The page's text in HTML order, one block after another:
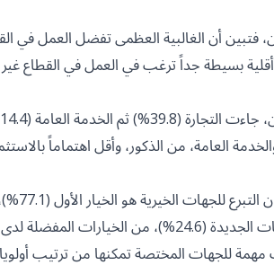
بسيطة جداً ترغب في العمل في القطاع غير
العامة، من الذكور، وأقل اهتماماً
وحول